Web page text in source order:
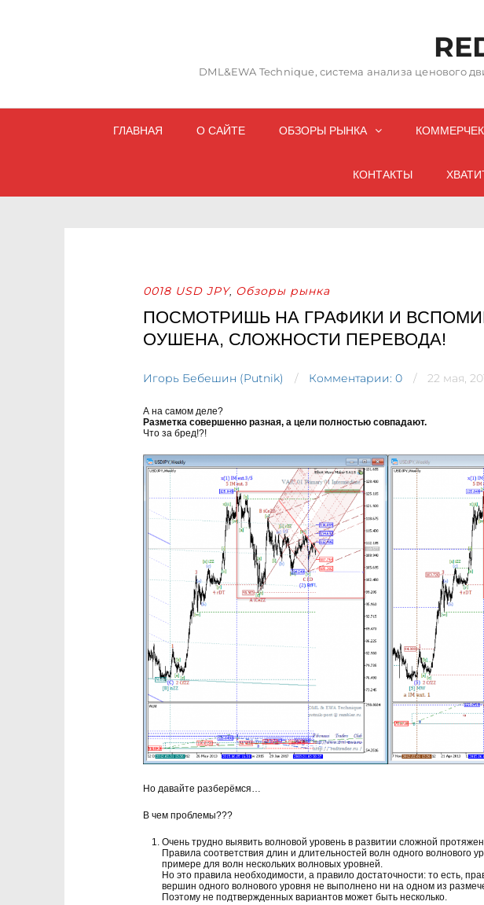
DML&EWA Technique, система анализа ценового
ГЛАВНАЯ О САЙТЕ ОБЗОРЫ РЫНКА
КОНТАКТЫ
0018 USD JPY, Обзоры рынка
ПОСМОТРИШЬ НА ГРАФИКИ И
ОУШЕНА, СЛОЖНОСТИ ПЕРЕВОДА!
Игорь Бебешин (Putnik) Комментарии: 0 22 мая,
А на самом деле?
Разметка совершенно разная, а цели полностью совпадают.
Что за бред!?!
Но давайте разберёмся…
В чем проблемы???
Очень трудно выявить волновой уровень в развитии сложной
Правила соответствия длин и длительностей волн одного волнового
примере для волн нескольких волновых уровней.
Но это правила необходимости, а правило достаточности: то есть,
вершин одного волнового уровня не выполнено ни на одном из
Поэтому не подтвержденных вариантов может быть несколько.